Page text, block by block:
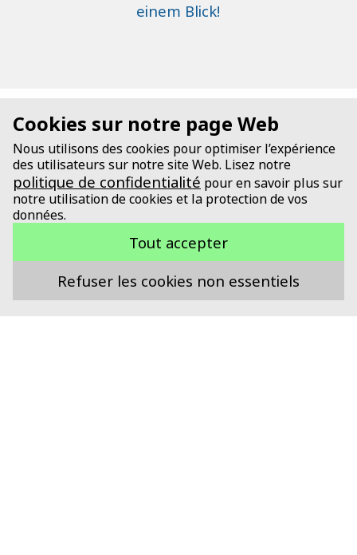
einem Blick!
Cookies sur notre page Web
Nous utilisons des cookies pour optimiser l’expérience
des utilisateurs sur notre site Web. Lisez notre
politique de confidentialité pour en savoir plus sur
notre utilisation de cookies et la protection de vos
données.
Tout accepter
Refuser les cookies non essentiels